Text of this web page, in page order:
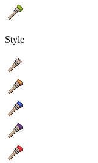
Style